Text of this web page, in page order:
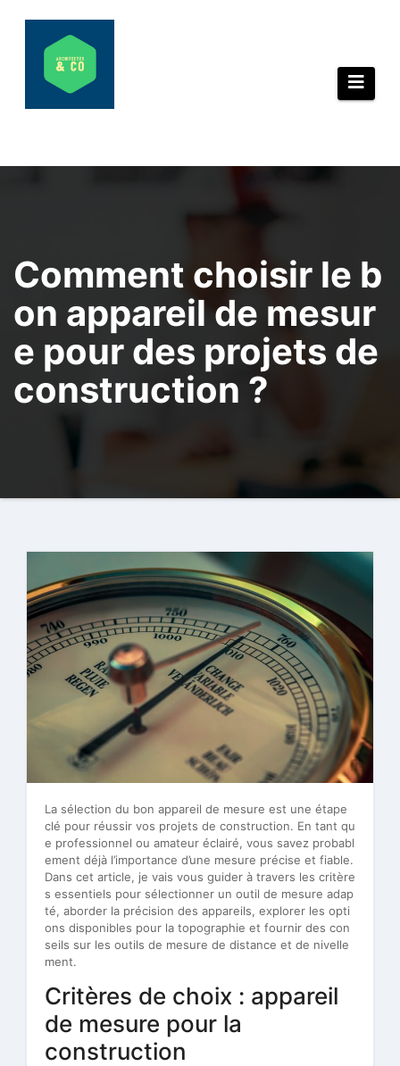
Comment choisir le b
on appareil de mesur
e pour des projets de
construction ?
La sélection du bon appareil de mesure est une étape
clé pour réussir vos projets de construction. En tant qu
e professionnel ou amateur éclairé, vous savez probabl
ement déjà l’importance d’une mesure précise et fiable.
Dans cet article, je vais vous guider à travers les critère
s essentiels pour sélectionner un outil de mesure adap
té, aborder la précision des appareils, explorer les opti
ons disponibles pour la topographie et fournir des con
seils sur les outils de mesure de distance et de nivelle
ment.
Critères de choix : appareil
de mesure pour la
construction